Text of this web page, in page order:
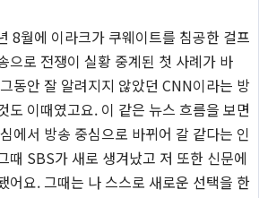
8월에 이라크가 쿠웨이트를 침공한 걸프
으로 전쟁이 실황 중계된 첫 사례가 바
동안 잘 알려지지 않았던 CNN이라는 방
도 이때였고요. 이 같은 뉴스 흐름을 보면
에서 방송 중심으로 바뀌어 갈 같다는 인
때 SBS가 새로 생겨났고 저 또한 신문에
어요. 그때는 나 스스로 새로운 선택을 한